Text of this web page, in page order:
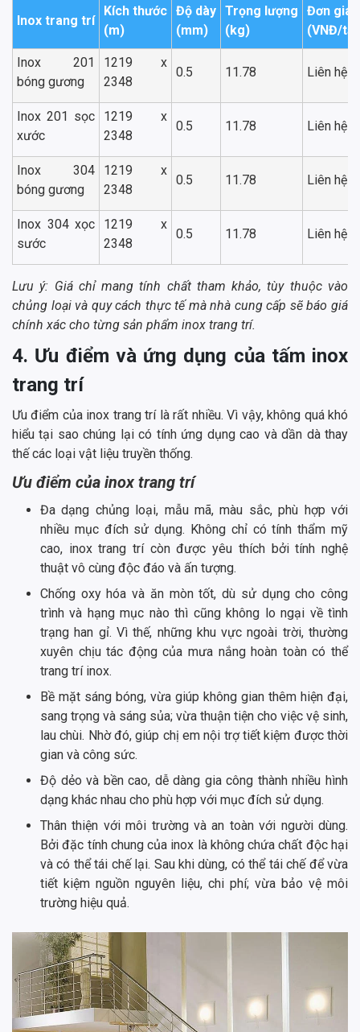
Inox trang trí
Kích thước
(m)
Độ dày
(mm)
Trọng lượng
(kg)
Đơn giá
(VNĐ/
Inox 201
bóng gương
1219 x
2348
0.5 11.78 Liên hệ
Inox 201 sọc
xước
1219 x
2348
0.5 11.78 Liên hệ
Inox 304
bóng gương
1219 x
2348
0.5 11.78 Liên hệ
Inox 304 xọc
sước
1219 x
2348
0.5 11.78 Liên hệ
Lưu ý: Giá chỉ mang tính chất tham khảo, tùy thuộc vào
chủng loại và quy cách thực tế mà nhà cung cấp sẽ báo giá
chính xác cho từng sản phẩm inox trang trí.
4. Ưu điểm và ứng dụng của tấm inox
trang trí
Ưu điểm của inox trang trí là rất nhiều. Vì vậy, không quá khó
hiểu tại sao chúng lại có tính ứng dụng cao và dần dà thay
thế các loại vật liệu truyền thống.
Ưu điểm của inox trang trí
Đa dạng chủng loại, mẫu mã, màu sắc, phù hợp với
nhiều mục đích sử dụng. Không chỉ có tính thẩm mỹ
cao, inox trang trí còn được yêu thích bởi tính nghệ
thuật vô cùng độc đáo và ấn tượng.
Chống oxy hóa và ăn mòn tốt, dù sử dụng cho công
trình và hạng mục nào thì cũng không lo ngại về tình
trạng han gỉ. Vì thế, những khu vực ngoài trời, thường
xuyên chịu tác động của mưa nắng hoàn toàn có thể
trang trí inox.
Bề mặt sáng bóng, vừa giúp không gian thêm hiện đại,
sang trọng và sáng sủa; vừa thuận tiện cho việc vệ sinh,
lau chùi. Nhờ đó, giúp chị em nội trợ tiết kiệm được thời
gian và công sức.
Độ dẻo và bền cao, dễ dàng gia công thành nhiều hình
dạng khác nhau cho phù hợp với mục đích sử dụng.
Thân thiện với môi trường và an toàn với người dùng.
Bởi đặc tính chung của inox là không chứa chất độc hại
và có thể tái chế lại. Sau khi dùng, có thể tái chế để vừa
tiết kiệm nguồn nguyên liệu, chi phí; vừa bảo vệ môi
trường hiệu quả.